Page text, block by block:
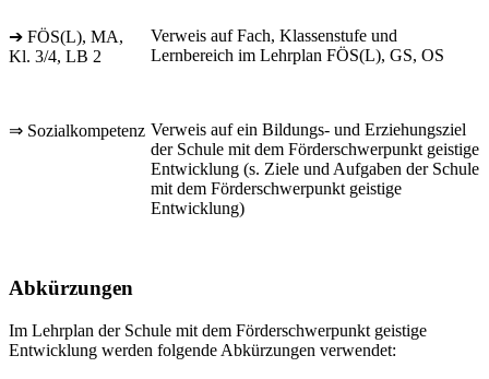
➔ FÖS(L), MA,
Kl. 3/4, LB 2
Verweis auf Fach, Klassenstufe und
Lernbereich im Lehrplan FÖS(L), GS, OS
⇒ Sozialkompetenz Verweis auf ein Bildungs- und Erziehungsziel
der Schule mit dem Förderschwerpunkt geistige
Entwicklung (s. Ziele und Aufgaben der Schule
mit dem Förderschwerpunkt geistige
Entwicklung)
Abkürzungen
Im Lehrplan der Schule mit dem Förderschwerpunkt geistige
Entwicklung werden folgende Abkürzungen verwendet: